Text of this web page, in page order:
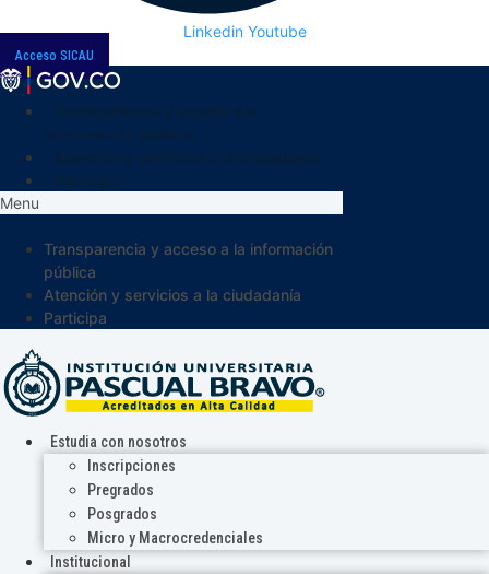
Linkedin Youtube
Acceso SICAU
Menu
Transparencia y acceso a la información
pública
Atención y servicios a la ciudadanía
Participa
Estudia con nosotros
Inscripciones
Pregrados
Posgrados
Micro y Macrocredenciales
Institucional